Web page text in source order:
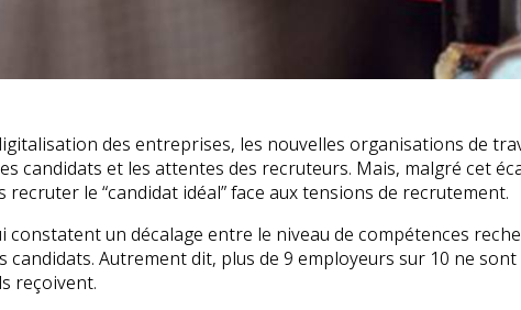
des entreprises, les nouvelles organisations de
candidats et les attentes des recruteurs. Mais, malgré cet
recruter le “candidat idéal” face aux tensions de recrutement.
constatent un décalage entre le niveau de compétences
candidats. Autrement dit, plus de 9 employeurs sur 10 ne
reçoivent.